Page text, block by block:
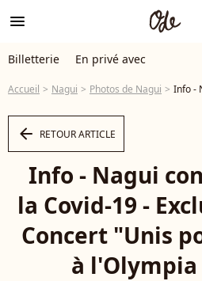
menu
Billetterie En privé avec
Accueil Nagui Photos de Nagui Info - Nagui contaminé
arrow_left RETOUR ARTICLE
Info - Nagui
la Covid-19 -
Concert "Unis
à l'Olympia